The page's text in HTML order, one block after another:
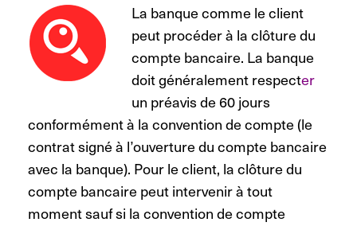
La banque comme le client
peut procéder à la clôture du
compte bancaire. La banque
doit généralement respecter
un préavis de 60 jours
conformément à la convention de compte (le
contrat signé à l’ouverture du compte bancaire
avec la banque). Pour le client, la clôture du
compte bancaire peut intervenir à tout
moment sauf si la convention de compte